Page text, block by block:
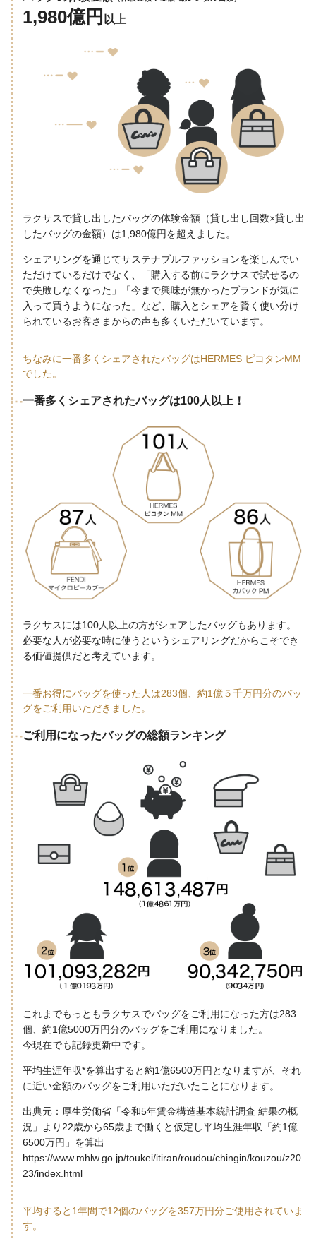
1,980億円 以上
ラクサスで貸し出したバッグの体験金額（貸し出し回数×貸し出
したバッグの金額）は1,980億円を超えました。
シェアリングを通じてサステナブルファッションを楽しんでい
ただけているだけでなく、「購入する前にラクサスで試せるの
で失敗しなくなった」「今まで興味が無かったブランドが気に
入って買うようになった」など、購入とシェアを賢く使い分け
られているお客さまからの声も多くいただいています。
ちなみに一番多くシェアされたバッグはHERMES ピコタンMM
でした。
一番多くシェアされたバッグは100人以上！
ラクサスには100人以上の方がシェアしたバッグもあります。
必要な人が必要な時に使うというシェアリングだからこそでき
る価値提供だと考えています。
一番お得にバッグを使った人は283個、約1億５千万円分のバッ
グをご利用いただきました。
ご利用になったバッグの総額ランキング
これまでもっともラクサスでバッグをご利用になった方は283
個、約1億5000万円分のバッグをご利用になりました。
今現在でも記録更新中です。
平均生涯年収*を算出すると約1億6500万円となりますが、それ
に近い金額のバッグをご利用いただいたことになります。
出典元：厚生労働省「令和5年賃金構造基本統計調査 結果の概
況」より22歳から65歳まで働くと仮定し平均生涯年収「約1億
6500万円」を算出
https://www.mhlw.go.jp/toukei/itiran/roudou/chingin/kouzou/z20
23/index.html
平均すると1年間で12個のバッグを357万円分ご使用されていま
す。